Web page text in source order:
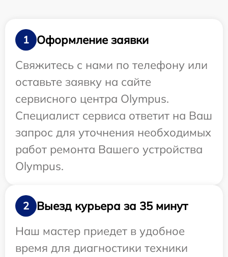
1
Оформление заявки
Свяжитесь с нами по телефону или
оставьте заявку на сайте
сервисного центра Olympus.
Специалист сервиса ответит на Ваш
запрос для уточнения необходимых
работ ремонта Вашего устройства
Olympus.
2
Выезд курьера за 35 минут
Наш мастер приедет в удобное
время для диагностики техники